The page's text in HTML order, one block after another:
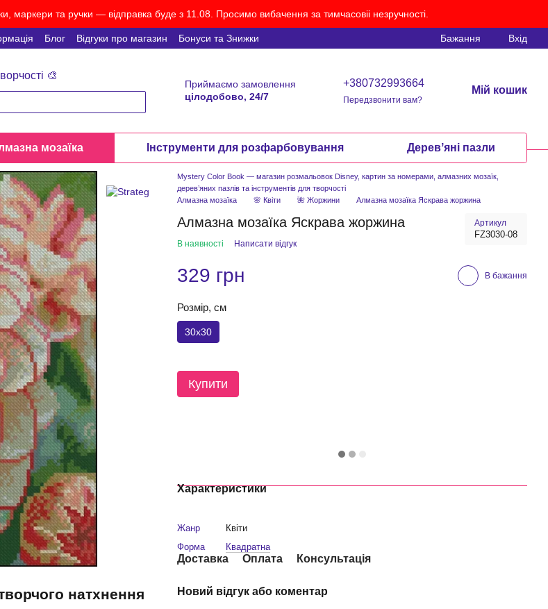
маркери та ручки — відправка буде з 11.08. Просимо вибачення за тимчасовіі незручності.
Блог Відгуки про магазин Бонуси та Знижки Бажання Вхід
🎨
Приймаємо замовлення
цілодобово, 24/7
+380732993664
Передзвонити вам?
Мій кошик
мозаїка Інструменти для розфарбовування Деревʼяні пазли
натхнення
Mystery Color Book — магазин розмальовок Disney, картин за номерами, алмазних мозаїк,
дерев’яних пазлів та інструментів для творчості
Алмазна мозаїка
🌸 Квіти 🌺 Жоржини Алмазна мозаїка Яскрава жоржина
Алмазна мозаїка Яскрава жоржина Артикул
FZ3030-08
В наявності Написати відгук
329 грн В бажання
Розмір, см
30x30
Купити
Характеристики
Жанр
Квіти
Форма
Квадратна
Доставка Оплата Консультація
Новий відгук або коментар